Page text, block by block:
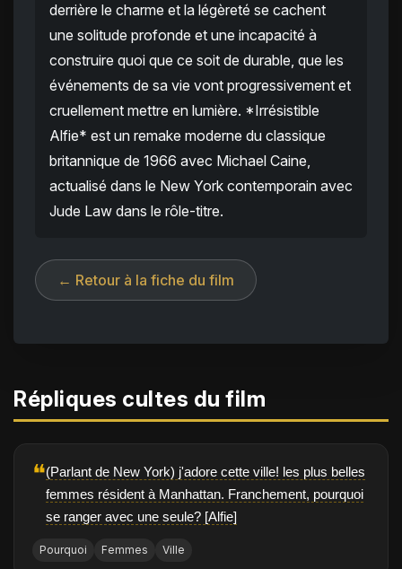
derrière le charme et la légèreté se cachent
une solitude profonde et une incapacité à
construire quoi que ce soit de durable, que les
événements de sa vie vont progressivement et
cruellement mettre en lumière. *Irrésistible
Alfie* est un remake moderne du classique
britannique de 1966 avec Michael Caine,
actualisé dans le New York contemporain avec
Jude Law dans le rôle-titre.
← Retour à la fiche du film
Répliques cultes du film
❝(Parlant de New York) j'adore cette ville! les plus belles
femmes résident à Manhattan. Franchement, pourquoi
se ranger avec une seule? [Alfie]
Pourquoi Femmes Ville